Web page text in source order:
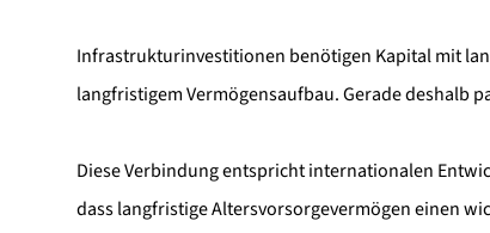
Infrastrukturinvestitionen benötigen Kapital mit
langfristigem Vermögensaufbau. Gerade deshalb
Diese Verbindung entspricht internationalen
dass langfristige Altersvorsorgevermögen einen